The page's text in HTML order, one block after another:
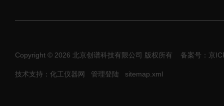
Copyright © 2026 北京创谱科技有限公司 版权所有 备案号：京
技术支持：化工仪器网 管理登陆 sitemap.xml